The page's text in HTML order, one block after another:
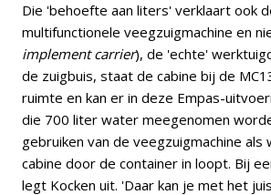
Die 'behoefte aan liters' verklaart ook
multifunctionele veegzuigmachine en
implement carrier), de 'echte'
de zuigbuis, staat de cabine bij de
ruimte en kan er in deze Empas-
die 700 liter water meegenomen
gebruiken van de veegzuigmachine
cabine door de container in loopt. Bij
legt Kocken uit. 'Daar kan je met het